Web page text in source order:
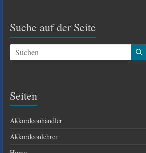
Suche auf der Seite
Seiten
Akkordeonhändler
Akkordeonlehrer